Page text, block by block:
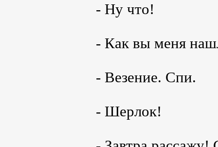
- Ну что!
- Как вы меня
- Везение. Спи.
- Шерлок!